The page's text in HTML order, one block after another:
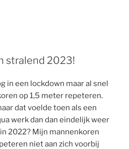
stralend 2023!
in een lockdown maar al snel
op 1,5 meter repeteren.
dat voelde toen als een
werk dan dan eindelijk weer
in 2022? Mijn mannenkoren
niet aan zich voorbij